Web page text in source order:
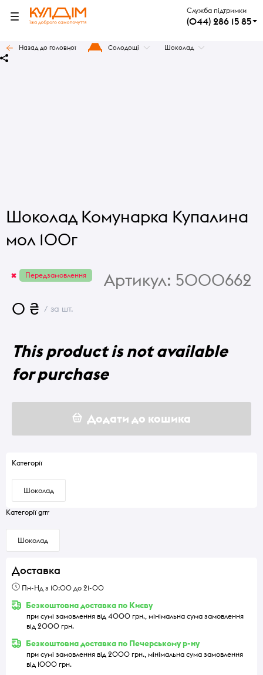
Служба підтримки
(044) 286 15 85
Назад до головної Солодощі Шоколад
Шоколад Комунарка Купалина
мол 100г
Передзамовлення Артикул: 5000662
0 ₴ / за шт.
This product is not available
for purchase
Додати до кошика
Категорії
Шоколад
Категорії grrr
Шоколад
Доставка
Пн-Нд з 10:00 до 21-00
Безкоштовна доставка по Києву
при сумі замовлення від 4000 грн., мінімальна сума замовлення
від 2000 грн.
Безкоштовна доставка по Печерському р-ну
при сумі замовлення від 2000 грн., мінімальна сума замовлення
від 1000 грн.